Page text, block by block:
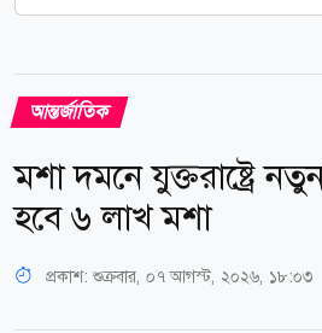
আন্তর্জাতিক
মশা দমনে যুক্তরাষ্ট্রে
হবে ৬ লাখ মশা
প্রকাশ: শুক্রবার, ০৭ আগস্ট, ২০২৬, ১৮:০৩